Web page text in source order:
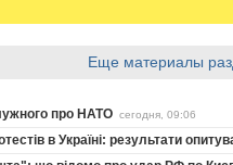
Еще материалы
про НАТО сегодня, 09:06
в Україні: результати